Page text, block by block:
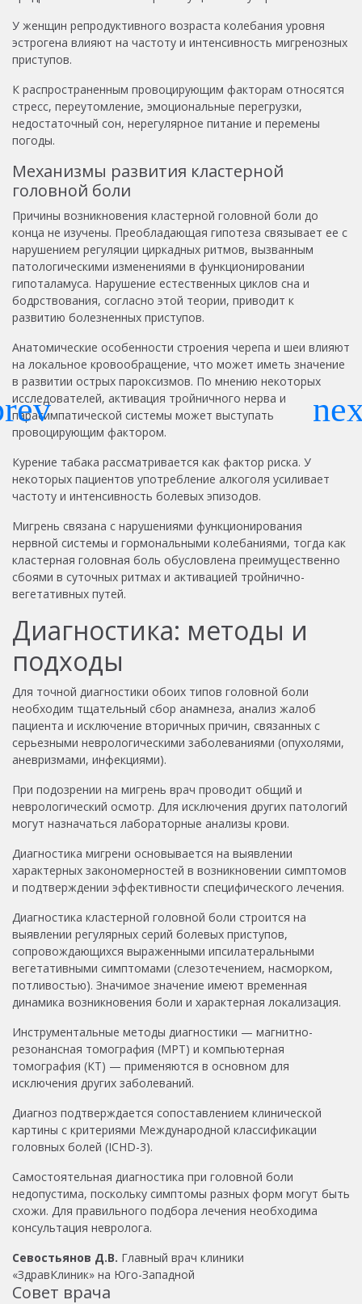
У женщин репродуктивного возраста колебания уровня
эстрогена влияют на частоту и интенсивность мигренозных
приступов.
К распространенным провоцирующим факторам относятся
стресс, переутомление, эмоциональные перегрузки,
недостаточный сон, нерегулярное питание и перемены
погоды.
Механизмы развития кластерной
головной боли
Причины возникновения кластерной головной боли до
конца не изучены. Преобладающая гипотеза связывает ее с
нарушением регуляции циркадных ритмов, вызванным
патологическими изменениями в функционировании
гипоталамуса. Нарушение естественных циклов сна и
бодрствования, согласно этой теории, приводит к
развитию болезненных приступов.
Анатомические особенности строения черепа и шеи влияют
на локальное кровообращение, что может иметь значение
в развитии острых пароксизмов. По мнению некоторых
исследователей, активация тройничного нерва и
парасимпатической системы может выступать
провоцирующим фактором.
Курение табака рассматривается как фактор риска. У
некоторых пациентов употребление алкоголя усиливает
частоту и интенсивность болевых эпизодов.
Мигрень связана с нарушениями функционирования
нервной системы и гормональными колебаниями, тогда как
кластерная головная боль обусловлена преимущественно
сбоями в суточных ритмах и активацией тройнично-
вегетативных путей.
Диагностика: методы и
подходы
Для точной диагностики обоих типов головной боли
необходим тщательный сбор анамнеза, анализ жалоб
пациента и исключение вторичных причин, связанных с
серьезными неврологическими заболеваниями (опухолями,
аневризмами, инфекциями).
При подозрении на мигрень врач проводит общий и
неврологический осмотр. Для исключения других патологий
могут назначаться лабораторные анализы крови.
Диагностика мигрени основывается на выявлении
характерных закономерностей в возникновении симптомов
и подтверждении эффективности специфического лечения.
Диагностика кластерной головной боли строится на
выявлении регулярных серий болевых приступов,
сопровождающихся выраженными ипсилатеральными
вегетативными симптомами (слезотечением, насморком,
потливостью). Значимое значение имеют временная
динамика возникновения боли и характерная локализация.
Инструментальные методы диагностики — магнитно-
резонансная томография (МРТ) и компьютерная
томография (КТ) — применяются в основном для
исключения других заболеваний.
Диагноз подтверждается сопоставлением клинической
картины с критериями Международной классификации
головных болей (ICHD-3).
Самостоятельная диагностика при головной боли
недопустима, поскольку симптомы разных форм могут быть
схожи. Для правильного подбора лечения необходима
консультация невролога.
Севостьянов Д.В. Главный врач клиники
«ЗдравКлиник» на Юго-Западной
Совет врача